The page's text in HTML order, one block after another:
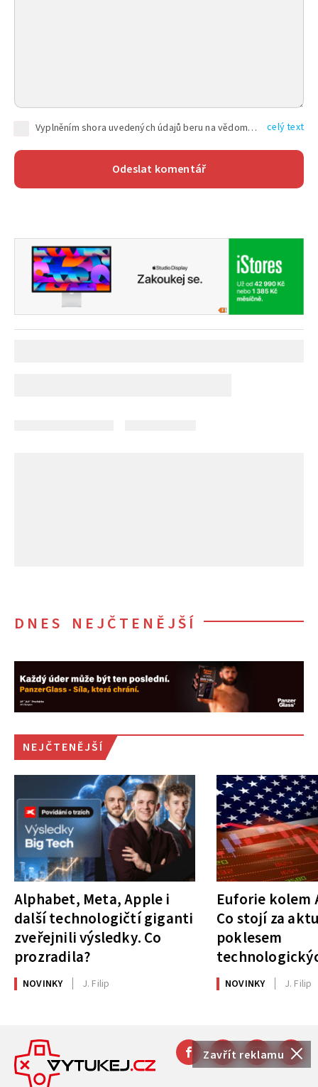
Zavřít reklamu
Vyplněním shora uvedených údajů beru na vědomí, že společnost TEXT FACTORY s.r.o., sídlem Brno, Durďákova 336/29, Černá Pole, PSČ: 613 00, IČ: 06157831, zapsané u Krajského soudu v Brně, oddíl C, vložka 100399, bude zpracovávat mé osobní údaje uvedené v rámci mnou vyplněného registračního formuláře na základě oprávněných zájmů TEXT FACTORY s.r.o. dle čl. 6 odst. 1 písm. f) GDPR a pro splnění právních povinností (čl. 6 odst. 1 písm. c) GDPR), a to pro tyto účely: nezbytnost zajistit oprávnění návštěvníka webových stránek provozovaných společností TEXT FACTORY s.r.o. přispívat aktivně ke zveřejněným článkům nebo v rámci diskusních fór a výkon práv TEXT FACTORY s.r.o. jako administrátora těchto diskusních fór. Více informací o zpracování osobních údajů a právech lze nalézt v celý text
DNES NEJČTENĚJŠÍ
NEJČTENĚJŠÍ
Alphabet, Meta, Apple i
další technologičtí giganti
zveřejnili výsledky. Co
prozradila?
NOVINKY J. Filip
Euforie kolem
Co stojí za
poklesem
NOVINKY J. Filip